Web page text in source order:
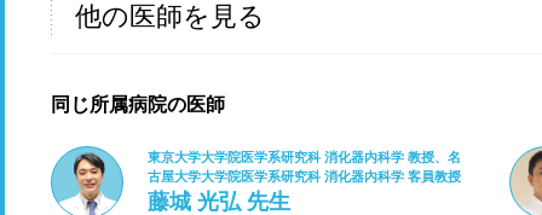
他の医師を見る
同じ所属病院の医師
東京大学大学院医学系研究科 消化器内科学 教授、名
古屋大学大学院医学系研究科 消化器内科学 客員教授
藤城 光弘 先生